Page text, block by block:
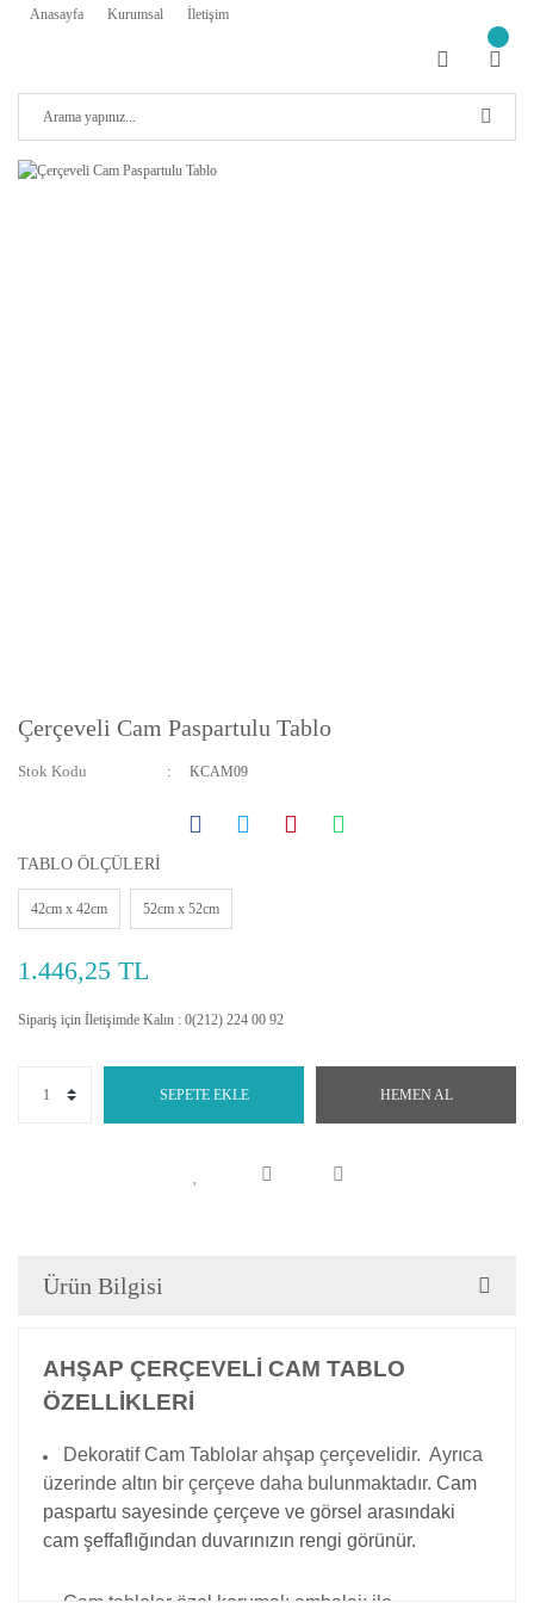
Anasayfa Kurumsal İletişim
Çerçeveli Cam Paspartulu Tablo
Stok Kodu KCAM09
TABLO ÖLÇÜLERİ
42cm x 42cm 52cm x 52cm
1.446,25 TL
Sipariş için İletişimde Kalın : 0(212) 224 00 92
SEPETE EKLE HEMEN AL
Ürün Bilgisi
AHŞAP ÇERÇEVELİ CAM TABLO
ÖZELLİKLERİ
Dekoratif Cam Tablolar ahşap çerçevelidir. Ayrıca
üzerinde altın bir çerçeve daha bulunmaktadır. Cam
paspartu sayesinde çerçeve ve görsel arasındaki
cam şeffaflığından duvarınızın rengi görünür.